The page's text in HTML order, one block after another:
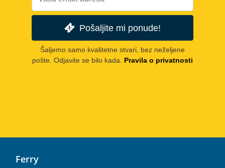
Pošaljite mi ponude!
Šaljemo samo kvalitetne stvari, bez neželjene
pošte. Odjavite se bilo kada. Pravila o privatnosti
Ferry